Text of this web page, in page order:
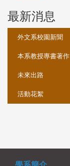
最新消息
外文系校園新聞
本系教授專書著作
未來出路
活動花絮